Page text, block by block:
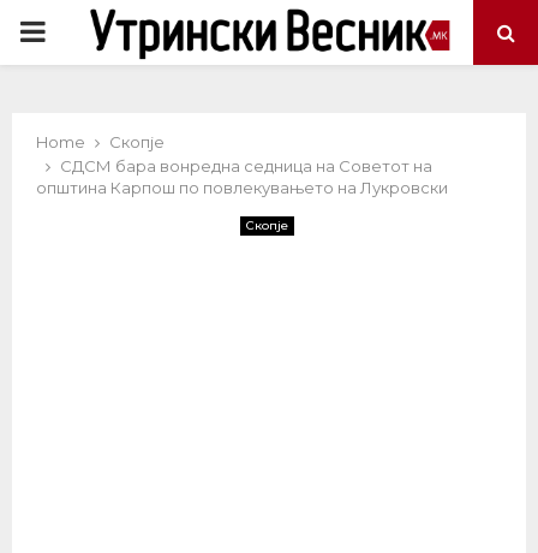
PRIMARY
Home
Скопје
СДСМ бара вонредна седница на Советот на
општина Карпош по повлекувањето на Лукровски
Скопје